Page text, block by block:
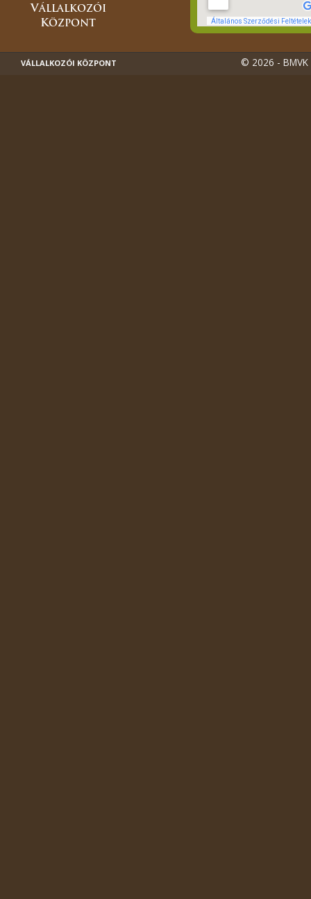
VÁLLALKOZÓI KÖZPONT © 2026 -